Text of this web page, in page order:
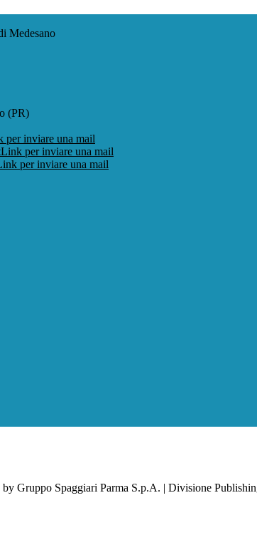
Medesano
(PR)
per inviare una mail
Link per inviare una mail
per inviare una mail
Gruppo Spaggiari Parma S.p.A. | Divisione